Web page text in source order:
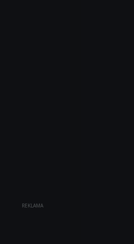
REKLAMA